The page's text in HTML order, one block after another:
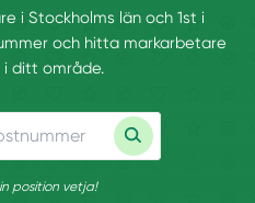
i Stockholms län och 1st i
och hitta markarbetare
i ditt område.
position vetja!